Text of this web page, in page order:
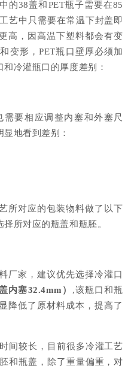
的38盖和PET瓶子需要在85
艺中只需要在常温下封盖即
高，因高温下塑料都会有变
变形，PET瓶口壁厚必须加
冷灌瓶口的厚度差别：
要相应调整内塞和外塞尺
地看到差别：
所对应的包装物料做了以下
所对应的瓶盖和瓶胚。
厂家，建议优先选择冷灌口
内塞32.4mm） ,该瓶口和瓶
降低了原材料成本，提高了
间较长，目前很多冷灌工艺
和瓶盖，除了重量偏重，对